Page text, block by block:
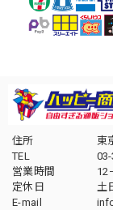
住所
東
TEL
営業時間
12
定休日
土
E-mail